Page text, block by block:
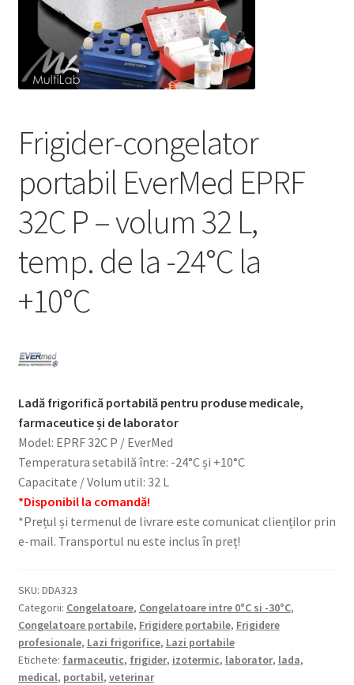
Service
Contact
Prelucrarea datelor cu caracter personal
Frigider-congelator
portabil EverMed EPRF
32C P – volum 32 L,
temp. de la -24°C la
+10°C
Ladă frigorifică portabilă pentru produse medicale,
farmaceutice și de laborator
Model: EPRF 32C P / EverMed
Temperatura setabilă între: -24°C și +10°C
Capacitate / Volum util: 32 L
*Disponibil la comandă!
*Prețul și termenul de livrare este comunicat clienților prin
e-mail. Transportul nu este inclus în preț!
SKU: DDA323
Categorii: Congelatoare, Congelatoare intre 0°C si -30°C,
Congelatoare portabile, Frigidere portabile, Frigidere
profesionale, Lazi frigorifice, Lazi portabile
Etichete: farmaceutic, frigider, izotermic, laborator, lada,
medical, portabil, veterinar